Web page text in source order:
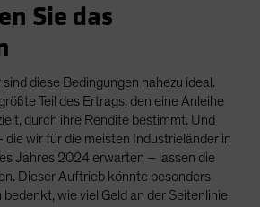
Sie das
diese Bedingungen nahezu ideal.
Teil des Ertrags, den eine Anleihe
durch ihre Rendite bestimmt. Und
die wir für die meisten Industrieländer in
Jahres 2024 erwarten – lassen die
Dieser Auftrieb könnte besonders
bedenkt, wie viel Geld an der Seitenlinie